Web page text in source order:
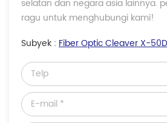
selatan dan negara asia lainnya.
ragu untuk menghubungi kami!
Subyek : Fiber Optic Cleaver X-